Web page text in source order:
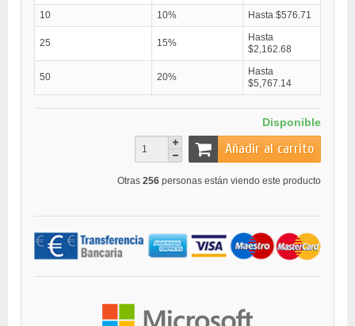
10
10% Hasta $576.71
25 15%
Hasta
$2,162.68
50 20%
Hasta
$5,767.14
Disponible
Añadir al carrito
Otras 256 personas están viendo este producto